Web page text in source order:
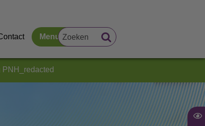
Menu